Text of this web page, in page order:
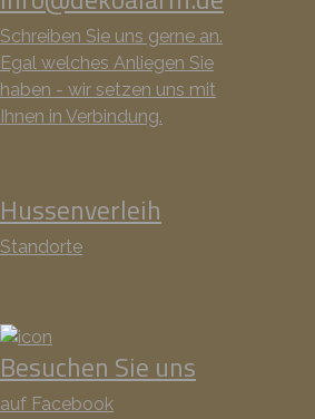
Schreiben Sie uns gerne an.
Egal welches Anliegen Sie
haben - wir setzen uns mit
Ihnen in Verbindung.
Hussenverleih
Standorte
Besuchen Sie uns
auf Facebook